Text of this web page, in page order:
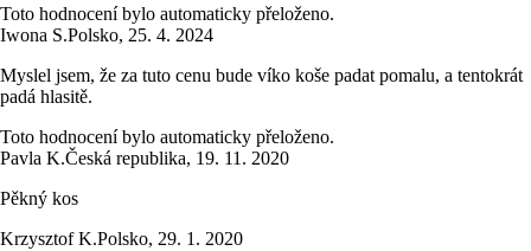
Toto hodnocení bylo automaticky přeloženo.
Iwona S.Polsko, 25. 4. 2024
Myslel jsem, že za tuto cenu bude víko koše padat pomalu, a tentokrát
padá hlasitě.
Toto hodnocení bylo automaticky přeloženo.
Pavla K.Česká republika, 19. 11. 2020
Pěkný kos
Krzysztof K.Polsko, 29. 1. 2020